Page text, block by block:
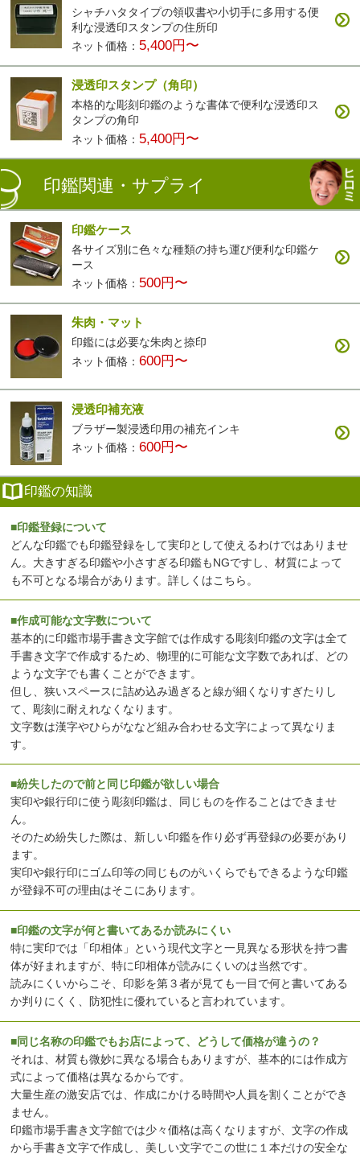
シャチハタタイプの領収書や小切手に多用する便
利な浸透印スタンプの住所印
ネット価格： 5,400円〜
浸透印スタンプ（角印）
本格的な彫刻印鑑のような書体で便利な浸透印ス
タンプの角印
ネット価格： 5,400円〜
印鑑関連・サプライ
印鑑ケース
各サイズ別に色々な種類の持ち運び便利な印鑑ケ
ース
ネット価格： 500円〜
朱肉・マット
印鑑には必要な朱肉と捺印
ネット価格：600円〜
浸透印補充液
ブラザー製浸透印用の補充インキ
ネット価格：600円〜
印鑑の知識
■印鑑登録について
どんな印鑑でも印鑑登録をして実印として使えるわけではありませ
ん。大きすぎる印鑑や小さすぎる印鑑もNGですし、材質によって
も不可となる場合があります。詳しくはこちら 。
■作成可能な文字数について
基本的に印鑑市場手書き文字館では作成する彫刻印鑑の文字は全て
手書き文字で作成するため、物理的に可能な文字数であれば、どの
ような文字でも書くことができます。
但し、狭いスペースに詰め込み過ぎると線が細くなりすぎたりし
て、彫刻に耐えれなくなります。
文字数は漢字やひらがななど組み合わせる文字によって異なりま
す。
■紛失したので前と同じ印鑑が欲しい場合
実印や銀行印に使う彫刻印鑑は、同じものを作ることはできませ
ん。
そのため紛失した際は、新しい印鑑を作り必ず再登録の必要があり
ます。
実印や銀行印にゴム印等の同じものがいくらでもできるような印鑑
が登録不可の理由はそこにあります。
■印鑑の文字が何と書いてあるか読みにくい
特に実印では「印相体」という現代文字と一見異なる形状を持つ書
体が好まれますが、特に印相体が読みにくいのは当然です。
読みにくいからこそ、印影を第３者が見ても一目で何と書いてある
か判りにくく、防犯性に優れていると言われています。
■同じ名称の印鑑でもお店によって、どうして価格が違うの？
それは、材質も微妙に異なる場合もありますが、基本的には作成方
式によって価格は異なるからです。
大量生産の激安店では、作成にかける時間や人員を割くことができ
ません。
印鑑市場手書き文字館では少々価格は高くなりますが、文字の作成
から手書き文字で作成し、美しい文字でこの世に１本だけの安全な